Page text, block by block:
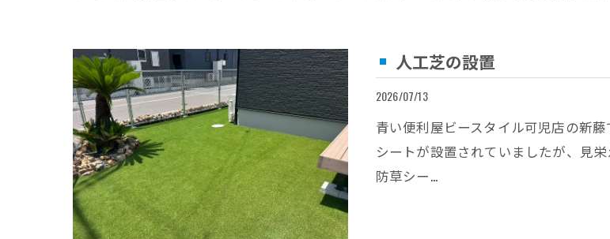
人工芝の設置
2026/07/13
青い便利屋ビースタイル可児店の新
シートが設置されていましたが、見
防草シー…